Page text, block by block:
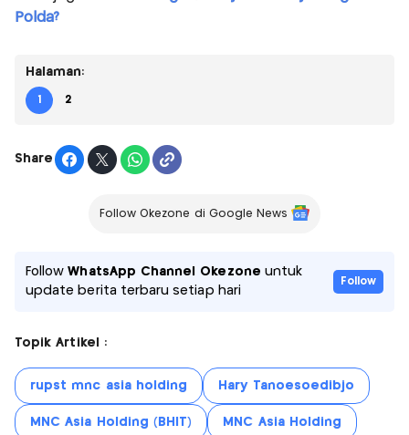
Polda?
Halaman:
1 2
Share
Follow Okezone di Google News
FollowWhatsApp Channel Okezone untuk
update berita terbaru setiap hari
Follow
Topik Artikel :
rupst mnc asia holding Hary Tanoesoedibjo
MNC Asia Holding (BHIT) MNC Asia Holding